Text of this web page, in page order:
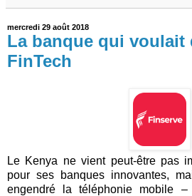
mercredi 29 août 2018
La banque qui voulait
FinTech
Le Kenya ne vient peut-être pas
pour ses banques innovantes,
engendré la téléphonie mobile